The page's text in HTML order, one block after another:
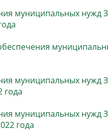
муниципальных нужд
муниципальных нужд
года
муниципальных нужд
года